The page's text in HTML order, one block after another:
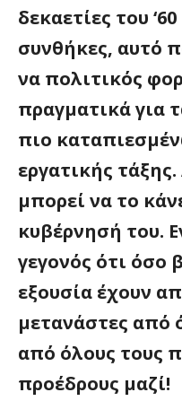
δεκαετίες του
συνθήκες, αυτό
να πολιτικός
πραγματικά για
πιο
εργατικής
μπορεί να το
κυβέρνησή του.
γεγονός ότι όσο
εξουσία έχουν
μετανάστες από
από όλους τους
προέδρους μαζί!